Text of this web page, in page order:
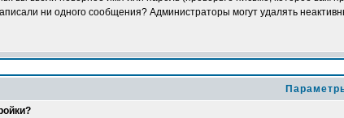
ни одного сообщения? Администраторы могут удалять